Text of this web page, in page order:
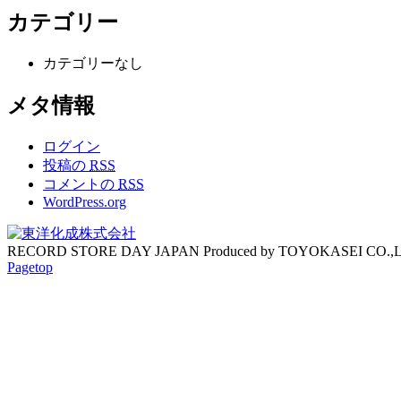
カテゴリー
カテゴリーなし
メタ情報
ログイン
投稿の RSS
コメントの RSS
WordPress.org
RECORD STORE DAY JAPAN Produced by TOYOKASEI
Pagetop